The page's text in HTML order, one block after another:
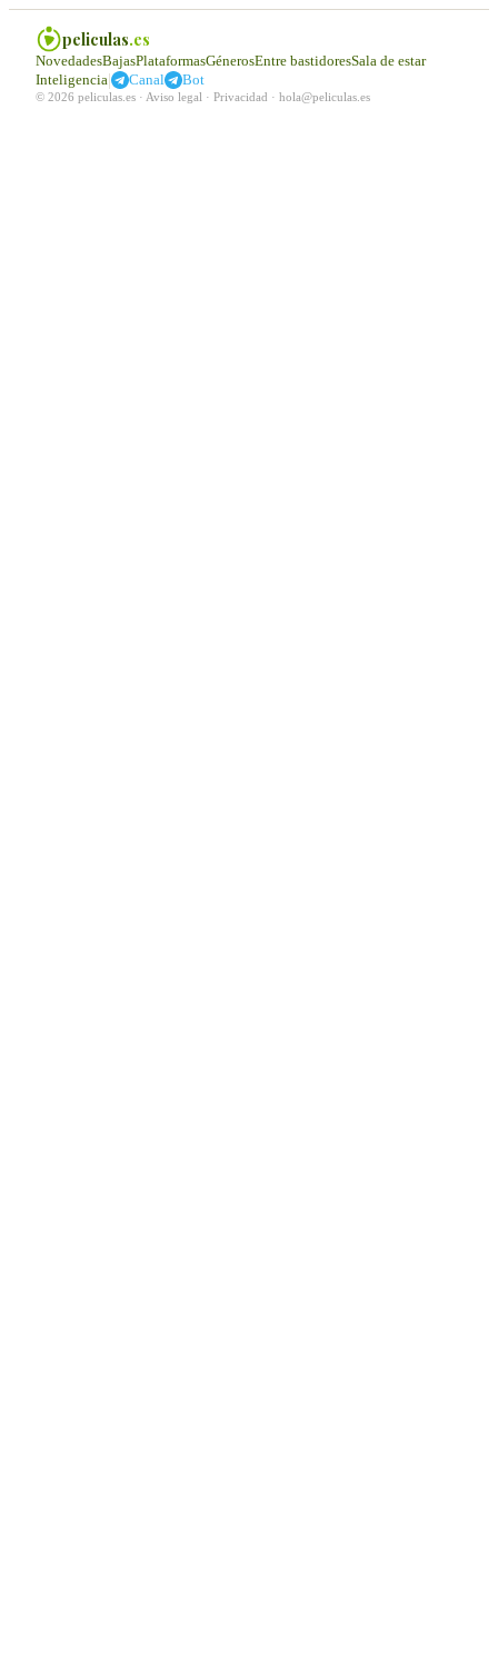
peliculas.es
NovedadesBajasPlataformasGénerosEntre bastidoresSala de estar
Inteligencia| Canal Bot
© 2026 peliculas.es · Aviso legal · Privacidad · hola@peliculas.es